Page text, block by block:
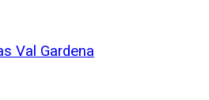
Val Gardena